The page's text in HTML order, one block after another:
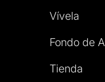
Vívela
Fondo de
Tienda